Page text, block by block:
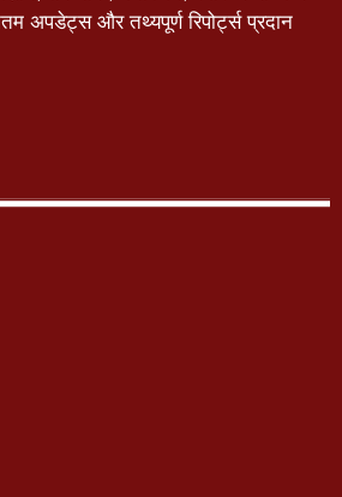
अपडेट्स और तथ्यपूर्ण रिपोर्ट्स प्रदान